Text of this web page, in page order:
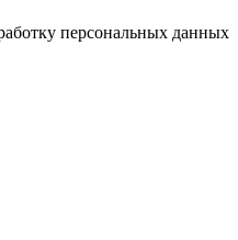
персональных данных